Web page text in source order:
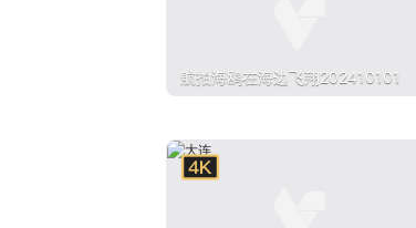
航拍海鸥在海边飞翔202410101